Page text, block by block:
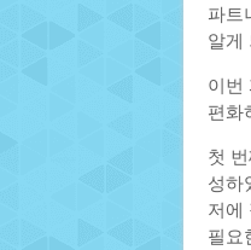
파트
알게
이번
편화
첫
성하
저에
필요